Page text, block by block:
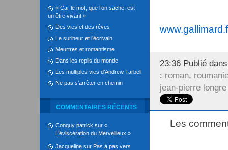
« Car le mot, que l’on sache, est
un être vivant »
Des vies et des rêves
Le surineur et l’écrivain
Meurtres et romantisme
Dans les replis du monde
Les multiples vies d’Andrew Tarbell
Ne pas s’arrêter en chemin
COMMENTAIRES RÉCENTS
Conquy patrick sur «
L’éviscération du Merveilleux »
Jacqueline sur Pas à pas vers
23:36 Publié
: roman,
jean-pierre longre
Les